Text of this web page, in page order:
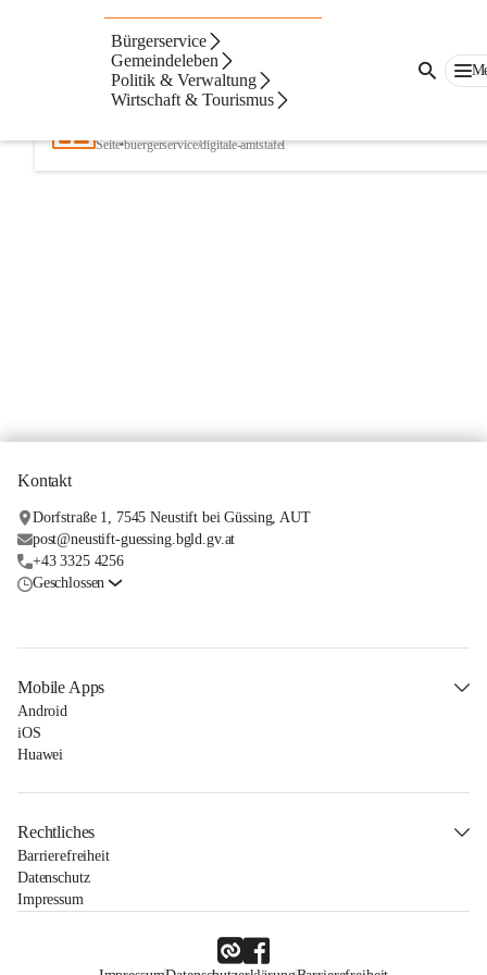
Bürgerservice
Gemeindeleben
Politik & Verwaltung
Wirtschaft & Tourismus
Beste Resultate Artikel
Suchergebnisse
Suchergebnisse:
Seite•buergerservice/digitale-amtstafel
Kontakt
Dorfstraße 1, 7545 Neustift bei Güssing, AUT
post@neustift-guessing.bgld.gv.at
+43 3325 4256
Geschlossen
Mobile Apps
Android
iOS
Huawei
Rechtliches
Barrierefreiheit
Datenschutz
Impressum